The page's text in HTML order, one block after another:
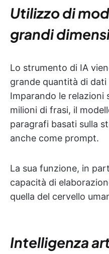
Utilizzo di
grandi
Lo strumento di IA
grande quantità di
Imparando le relazioni
milioni di frasi, il
paragrafi basati sulla
anche come prompt.
La sua funzione, in
capacità di
quella del cervello
Intelligenza